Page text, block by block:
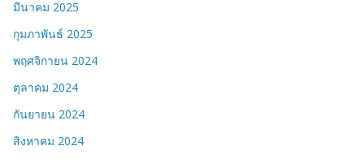
มีนาคม 2025
กุมภาพันธ์ 2025
พฤศจิกายน 2024
ตุลาคม 2024
กันยายน 2024
สิงหาคม 2024